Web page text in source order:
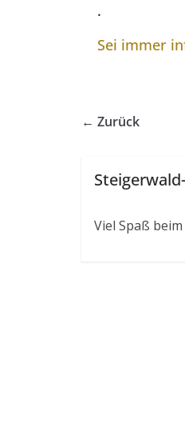
.
Sei immer
← Zurück
Viel Spaß